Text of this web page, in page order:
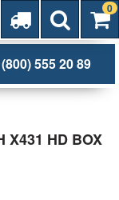
0
555 20 89
HD BOX